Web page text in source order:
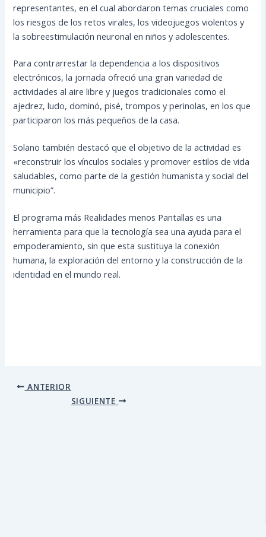
representantes, en el cual abordaron temas cruciales como
los riesgos de los retos virales, los videojuegos violentos y
la sobreestimulación neuronal en niños y adolescentes.
Para contrarrestar la dependencia a los dispositivos
electrónicos, la jornada ofreció una gran variedad de
actividades al aire libre y juegos tradicionales como el
ajedrez, ludo, dominó, pisé, trompos y perinolas, en los que
participaron los más pequeños de la casa.
Solano también destacó que el objetivo de la actividad es
«reconstruir los vínculos sociales y promover estilos de vida
saludables, como parte de la gestión humanista y social del
municipio”.
El programa más Realidades menos Pantallas es una
herramienta para que la tecnología sea una ayuda para el
empoderamiento, sin que esta sustituya la conexión
humana, la exploración del entorno y la construcción de la
identidad en el mundo real.
ANTERIOR
SIGUIENTE